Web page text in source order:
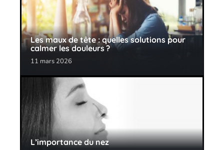
Les maux de tête : quelles solutions pour
calmer les douleurs ?
11 mars 2026
L’importance du nez